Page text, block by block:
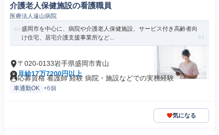
介護老人保健施設の看護職員
医療法人遠山病院
盛岡市を中心に、病院や介護老人保健施設、サービス付き高齢者向
け住宅、居宅介護支援事業所など...
〒020-0133岩手県盛岡市青山
月給17万7200円以上
応募資格 看護師 経験 病院・施設などでの実務経験
車通勤OK +6個
気になる